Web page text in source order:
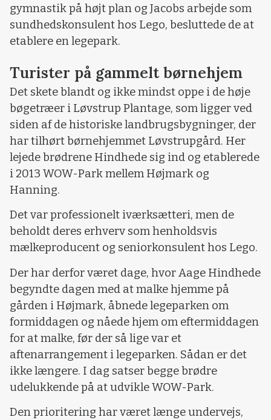
gymnastik på højt plan og Jacobs arbejde som
sundhedskonsulent hos Lego, besluttede de at
etablere en legepark.
Turister på gammelt børnehjem
Det skete blandt og ikke mindst oppe i de høje
bøgetræer i Løvstrup Plantage, som ligger ved
siden af de historiske landbrugsbygninger, der
har tilhørt børnehjemmet Løvstrupgård. Her
lejede brødrene Hindhede sig ind og etablerede
i 2013 WOW-Park mellem Højmark og
Hanning.
Det var professionelt iværksætteri, men de
beholdt deres erhverv som henholdsvis
mælkeproducent og seniorkonsulent hos Lego.
Der har derfor været dage, hvor Aage Hindhede
begyndte dagen med at malke hjemme på
gården i Højmark, åbnede legeparken om
formiddagen og nåede hjem om eftermiddagen
for at malke, før der så lige var et
aftenarrangement i legeparken. Sådan er det
ikke længere. I dag satser begge brødre
udelukkende på at udvikle WOW-Park.
Den prioritering har været længe undervejs,